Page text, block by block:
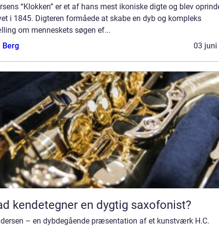
“Klokken” er et af hans mest ikoniske digte og blev
i 1845. Digteren formåede at skabe en dyb og kompleks
om menneskets søgen ef...
Berg
03 juni
kendetegner en dygtig saxofonist?
– en dybdegående præsentation af et kunstværk H.C.